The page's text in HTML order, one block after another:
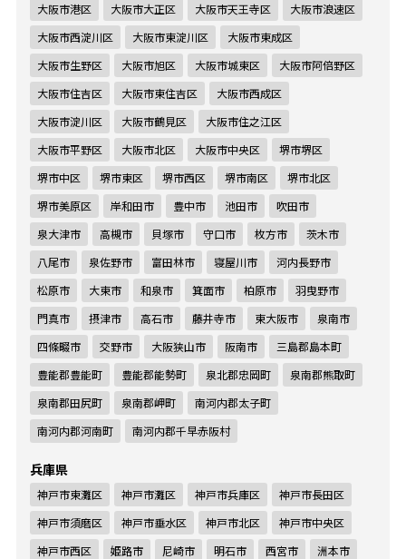
大阪市港区
大阪市大正区 大阪市天王寺区
大阪市浪速区
大阪市西淀川区
大阪市東淀川区
大阪市東成区
大阪市生野区
大阪市旭区 大阪市城東区
大阪市阿倍野区
大阪市住吉区
大阪市東住吉区
大阪市西成区
大阪市淀川区
大阪市鶴見区
大阪市住之江区
大阪市平野区
大阪市北区 大阪市中央区
堺市堺区
堺市中区
堺市東区 堺市西区 堺市南区
堺市北区
堺市美原区
岸和田市 豊中市 池田市
吹田市
泉大津市
高槻市 貝塚市 守口市 枚方市
茨木市
八尾市
泉佐野市 富田林市 寝屋川市
河内長野市
松原市
大東市 和泉市 箕面市 柏原市
羽曳野市
門真市
摂津市 高石市 藤井寺市 東大阪市
泉南市
四條畷市
交野市 大阪狭山市 阪南市
三島郡島本町
豊能郡豊能町
豊能郡能勢町 泉北郡忠岡町
泉南郡熊取町
泉南郡田尻町
泉南郡岬町
南河内郡太子町
南河内郡河南町
南河内郡千早赤阪村
兵庫県
神戸市東灘区 神戸市灘区 神戸市兵庫区
神戸市長田区
神戸市須磨区
神戸市垂水区 神戸市北区
神戸市中央区
神戸市西区
姫路市 尼崎市 明石市 西宮市
洲本市